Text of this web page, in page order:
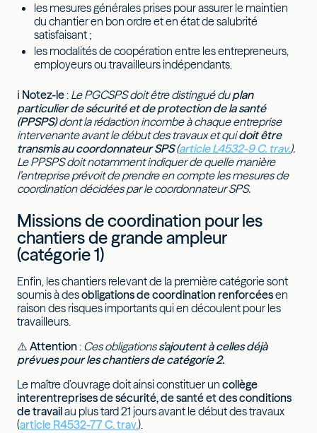
les mesures générales prises pour assurer le maintien
du chantier en bon ordre et en état de salubrité
satisfaisant ;
les modalités de coopération entre les entrepreneurs,
employeurs ou travailleurs indépendants.
ℹ Notez-le: Le PGCSPS doit être distingué duplan
particulier de sécurité et de protection de la santé
(PPSPS)dont la rédaction incombe à chaque entreprise
intervenante avant le début des travaux et quidoit être
transmis au coordonnateur SPS(article L4532-9 C. trav.).
Le PPSPS doit notamment indiquer de quelle manière
l’entreprise prévoit de prendre en compte les mesures de
coordination décidées par le coordonnateur SPS.
Missions de coordination pour les
chantiers de grande ampleur
(catégorie 1)
Enfin, les chantiers relevant de la première catégorie sont
soumis à desobligations de coordination renforcéesen
raison des risques importants qui en découlent pour les
travailleurs.
⚠️ Attention: Ces obligationss’ajoutent à celles déjà
prévues pour les chantiers de catégorie 2.
Le maître d’ouvrage doit ainsi constituer un collège
interentreprises de sécurité, de santé et des conditions
de travailau plus tard 21 jours avant le début des travaux
(article R4532-77 C. trav.).